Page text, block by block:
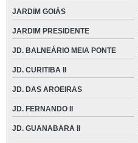
JARDIM GOIÁS
JARDIM PRESIDENTE
JD. BALNEÁRIO MEIA PONTE
JD. CURITIBA II
JD. DAS AROEIRAS
JD. FERNANDO II
JD. GUANABARA II